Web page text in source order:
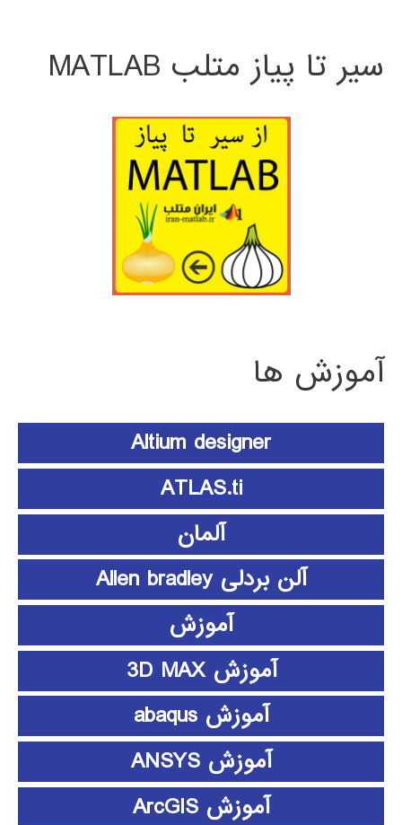
سیر تا پیاز متلب MATLAB
آموزش ها
Altium designer
ATLAS.ti
آلمان
آلن بردلی Allen bradley
آموزش
آموزش 3D MAX
آموزش abaqus
آموزش ANSYS
آموزش ArcGIS